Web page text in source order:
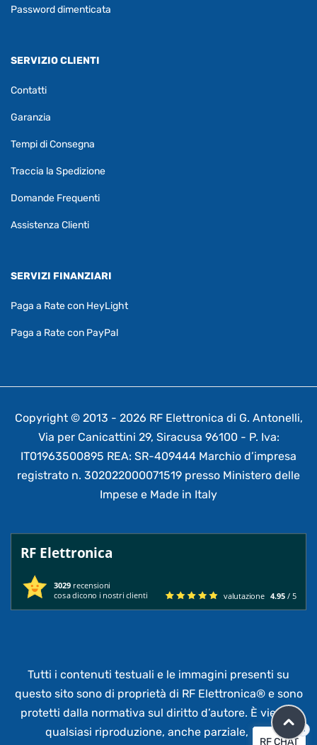
Password dimenticata
SERVIZIO CLIENTI
Contatti
Garanzia
Tempi di Consegna
Traccia la Spedizione
Domande Frequenti
Assistenza Clienti
SERVIZI FINANZIARI
Paga a Rate con HeyLight
Paga a Rate con PayPal
Copyright © 2013 - 2026 RF Elettronica di G. Antonelli,
Via per Canicattini 29, Siracusa 96100 - P. Iva:
IT01963500895 REA: SR-409444 Marchio d’impresa
registrato n. 302022000071519 presso Ministero delle
Impese e Made in Italy
RF Elettronica
3029 recensioni
cosa dicono i nostri clienti
valutazione 4.95 / 5
Tutti i contenuti testuali e le immagini presenti su
questo sito sono di proprietà di RF Elettronica® e sono
protetti dalla normativa sul diritto d’autore. È vietata
qualsiasi riproduzione, anche parziale, non
RF CHAT
×